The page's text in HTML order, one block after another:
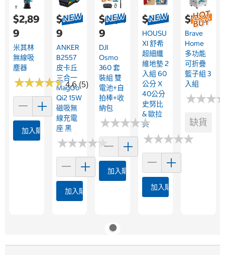
$2,89
9
米其林
無線吸
塵器
★★★★★
★★★★★4.6 (5)
加入購物車
$2,19
9
ANKER
B2557
皮卡丘
三合一
MagGo
Qi2 15W
磁吸無
線充電
座 黑
★★★★★
★★★★★
加入購物車
$14,11
9
DJI
Osmo
360 套
裝組 雙
電池+自
拍棒+收
納包
★★★★★
★★★★★
加入購物車
$689
HOUSU
XI 舒希
超細纖
維地墊 2
入組 60
公分 X
40公分
史努比
& 歐拉
夫
★★★★★
★★★★★
加入購物車
$799
Brave
Home
多功能
可折疊
籃子組 3
入組
★★★
★★★
缺貨